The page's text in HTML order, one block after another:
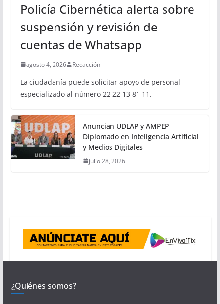
Policía Cibernética alerta sobre
suspensión y revisión de
cuentas de Whatsapp
agosto 4, 2026 Redacción
La ciudadanía puede solicitar apoyo de personal
especializado al número 22 22 13 81 11.
Anuncian UDLAP y AMPEP
Diplomado en Inteligencia Artificial
y Medios Digitales
julio 28, 2026
¿Quiénes somos?